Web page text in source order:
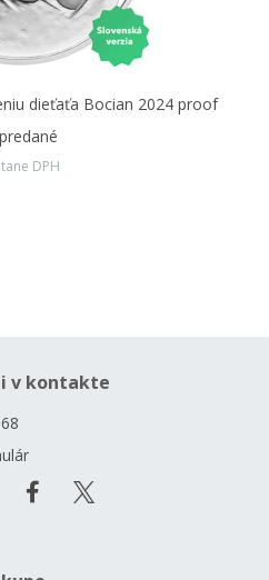
dieťaťa Bocian 2024 proof
DPH
v kontakte